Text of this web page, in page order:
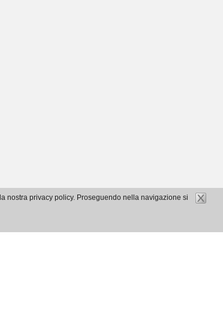
nostra privacy policy. Proseguendo nella navigazione si